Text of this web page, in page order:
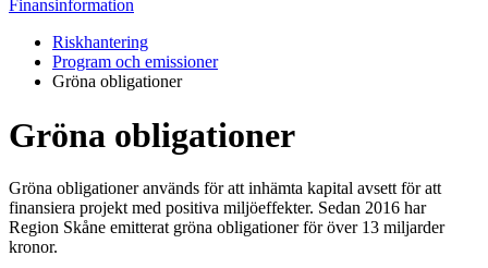
Finansinformation
Riskhantering
Program och emissioner
Gröna obligationer
Gröna obligationer
Gröna obligationer används för att inhämta kapital avsett för att
finansiera projekt med positiva miljöeffekter. Sedan 2016 har
Region Skåne emitterat gröna obligationer för över 13 miljarder
kronor.